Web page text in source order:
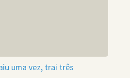
uma vez, trai três